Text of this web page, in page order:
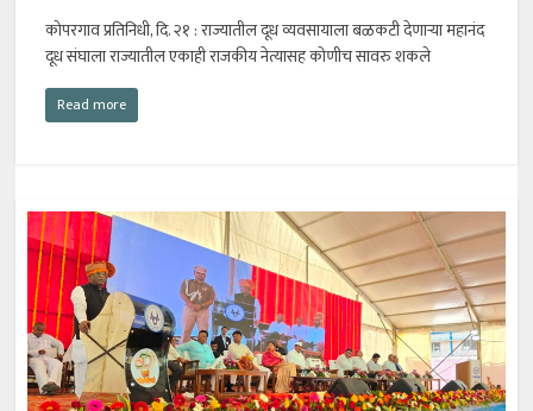
कोपरगाव प्रतिनिधी, दि. २१ : राज्यातील दूध व्यवसायाला बळकटी देणाऱ्या महानंद
दूध संघाला राज्यातील एकाही राजकीय नेत्यासह कोणीच सावरु शकले
Read more